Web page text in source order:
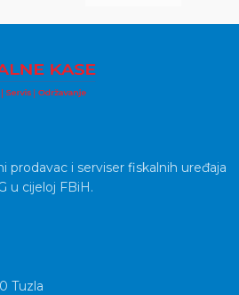
prodavac i serviser fiskalnih uređaja
u cijeloj FBiH.
Tuzla